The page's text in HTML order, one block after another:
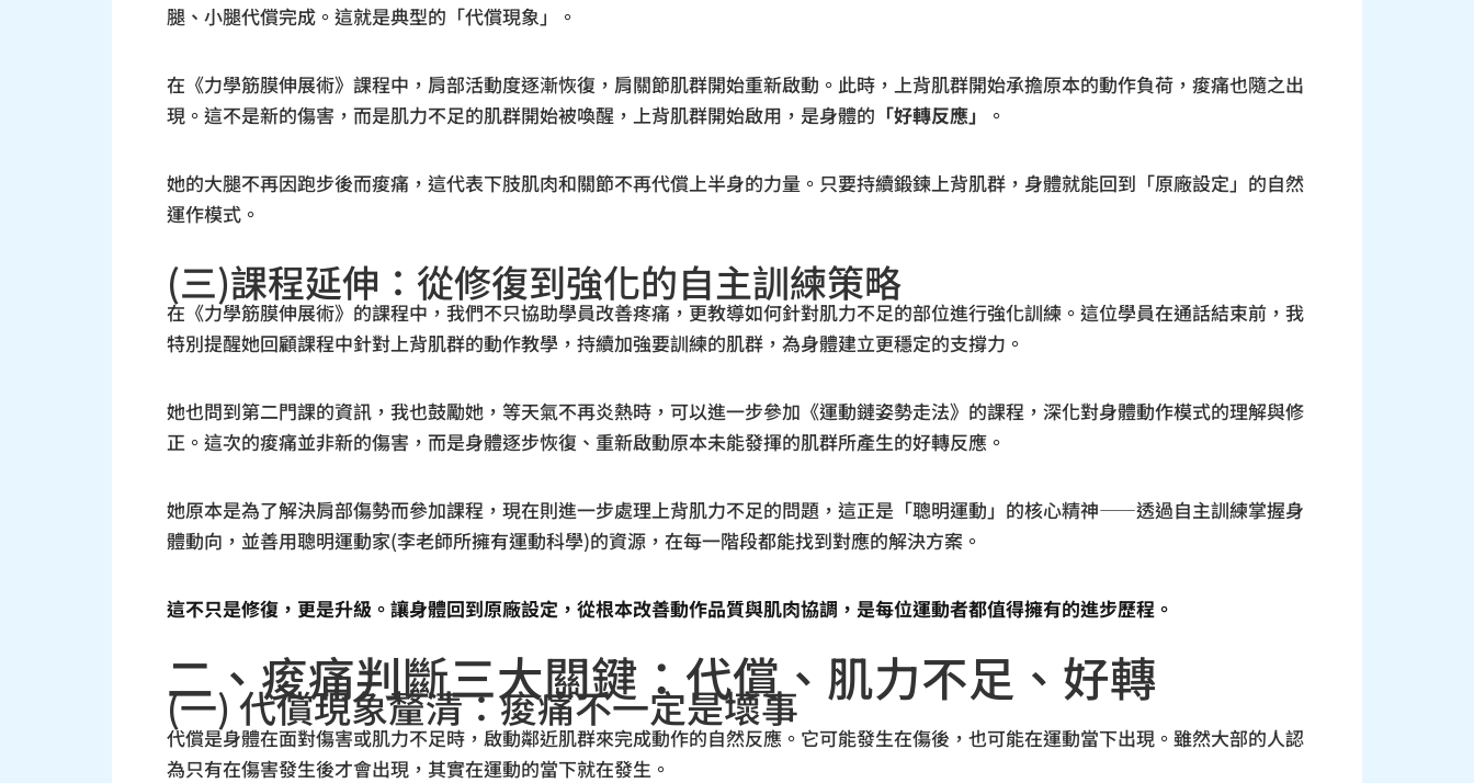
腿、小腿代償完成。這就是典型的「代償現象」。
在《力學筋膜伸展術》課程中，肩部活動度逐漸恢復，肩關節肌群開始重新啟動。此時，上背肌群開始承擔原本的動作負荷，痠痛也隨之出
現。這不是新的傷害，而是肌力不足的肌群開始被喚醒，上背肌群開始啟用，是身體的 「好轉反應」 。
她的大腿不再因跑步後而痠痛，這代表下肢肌肉和關節不再代償上半身的力量。只要持續鍛鍊上背肌群，身體就能回到「原廠設定」的自然
運作模式。
(三)課程延伸：從修復到強化的自主訓練策略
在《力學筋膜伸展術》的課程中，我們不只協助學員改善疼痛，更教導如何針對肌力不足的部位進行強化訓練。這位學員在通話結束前，我
特別提醒她回顧課程中針對上背肌群的動作教學，持續加強要訓練的肌群，為身體建立更穩定的支撐力。
她也問到第二門課的資訊，我也鼓勵她，等天氣不再炎熱時，可以進一步參加《運動鏈姿勢走法》的課程，深化對身體動作模式的理解與修
正。這次的痠痛並非新的傷害，而是身體逐步恢復、重新啟動原本未能發揮的肌群所產生的好轉反應。
她原本是為了解決肩部傷勢而參加課程，現在則進一步處理上背肌力不足的問題，這正是「聰明運動」的核心精神——透過自主訓練掌握身
體動向，並善用聰明運動家(李老師所擁有運動科學)的資源，在每一階段都能找到對應的解決方案。
這不只是修復，更是升級。讓身體回到原廠設定，從根本改善動作品質與肌肉協調，是每位運動者都值得擁有的進步歷程。
二、痠痛判斷三大關鍵：代償、肌力不足、好轉
(一) 代償現象釐清：痠痛不一定是壞事
代償是身體在面對傷害或肌力不足時，啟動鄰近肌群來完成動作的自然反應。它可能發生在傷後，也可能在運動當下出現。雖然大部的人認
為只有在傷害發生後才會出現，其實在運動的當下就在發生。